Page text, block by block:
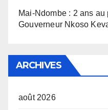
Mai-Ndombe : 2 ans
Gouverneur Nkoso
ARCHIVES
août 2026